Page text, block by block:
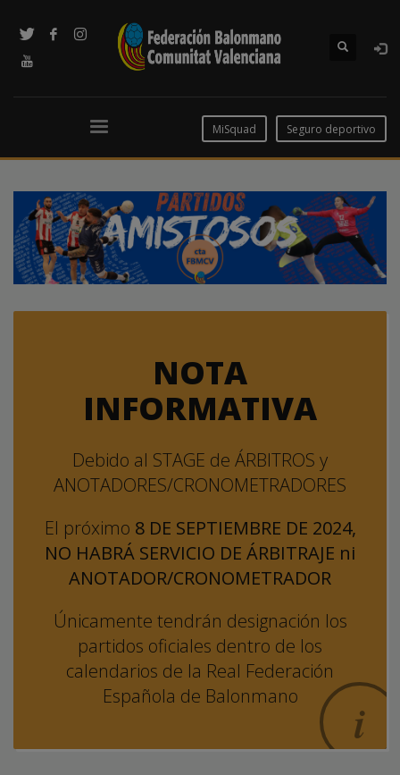
MiSquad Seguro deportivo
NOTA
INFORMATIVA
Debido al STAGE de ÁRBITROS y
ANOTADORES/CRONOMETRADORES
El próximo 8 DE SEPTIEMBRE DE 2024,
NO HABRÁ SERVICIO DE ÁRBITRAJE ni
ANOTADOR/CRONOMETRADOR
Únicamente tendrán designación los
partidos oficiales dentro de los
calendarios de la Real Federación
Española de Balonmano